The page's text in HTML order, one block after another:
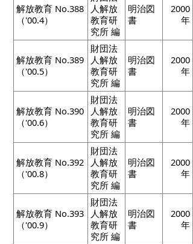
解放教育 No.388
（'00.4）
人解放
教育研
究所 編
明治図
書
2000
年
解放教育 No.389
（'00.5）
財団法
人解放
教育研
究所 編
明治図
書
2000
年
解放教育 No.390
（'00.6）
財団法
人解放
教育研
究所 編
明治図
書
2000
年
解放教育 No.392
（'00.8）
財団法
人解放
教育研
究所 編
明治図
書
2000
年
解放教育 No.393
（'00.9）
財団法
人解放
教育研
究所 編
明治図
書
2000
年